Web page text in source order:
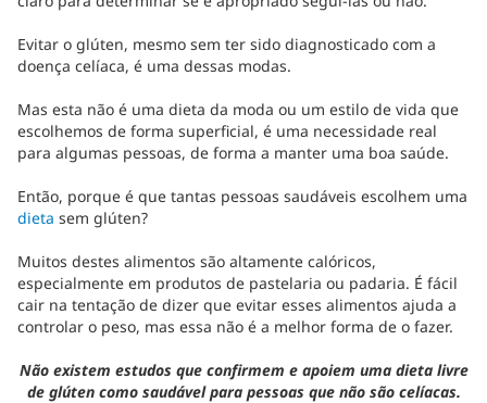
Evitar o glúten, mesmo sem ter sido diagnosticado com a
doença celíaca, é uma dessas modas.
Mas esta não é uma dieta da moda ou um estilo de vida que
escolhemos de forma superficial, é uma necessidade real
para algumas pessoas, de forma a manter uma boa saúde.
Então, porque é que tantas pessoas saudáveis escolhem uma
dieta sem glúten?
Muitos destes alimentos são altamente calóricos,
especialmente em produtos de pastelaria ou padaria. É fácil
cair na tentação de dizer que evitar esses alimentos ajuda a
controlar o peso, mas essa não é a melhor forma de o fazer.
Não existem estudos que confirmem e apoiem uma dieta livre
de glúten como saudável para pessoas que não são celíacas.